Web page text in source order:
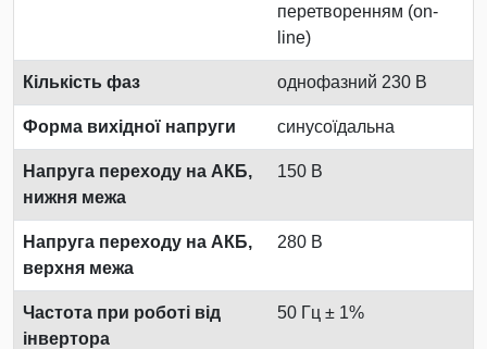
перетворенням (on-
line)
Кількість фаз однофазний 230 В
Форма вихідної напруги синусоїдальна
Напруга переходу на АКБ,
нижня межа
150 В
Напруга переходу на АКБ,
верхня межа
280 В
Частота при роботі від
інвертора
50 Гц ± 1%